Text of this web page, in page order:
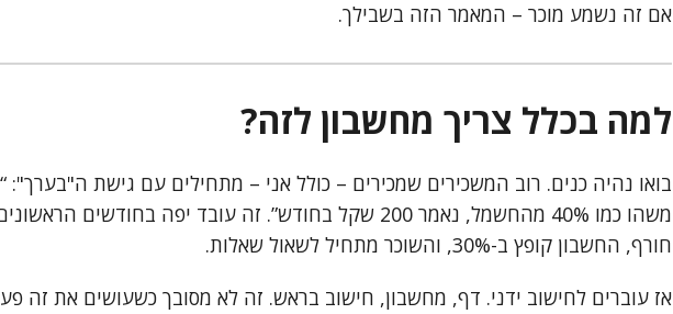
אם זה נשמע מוכר – המאמר הזה בשבילך.
למה בכלל צריך מחשבון לזה?
בואו נהיה כנים. רוב המשכירים שמכירים – כולל אני – מתחילים עם גישת ה"בערך":
משהו כמו 40% מהחשמל, נאמר 200 שקל בחודש”. זה עובד יפה בחודשים
חורף, החשבון קופץ ב-30%, והשוכר מתחיל לשאול שאלות.
אז עוברים לחישוב ידני. דף, מחשבון, חישוב בראש. זה לא מסובך כשעושים את זה